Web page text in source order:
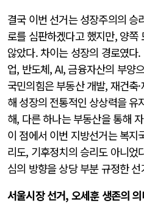
결국 이번 선거는 성장주의의 승
로를 심판하겠다고 했지만, 양쪽
않았다. 차이는 성장의 경로였다
업, 반도체, AI, 금융자산의 부양
국민의힘은 부동산 개발, 재건축
해 성장의 전통적인 상상력을 유
해, 다른 하나는 부동산을 통해
이 점에서 이번 지방선거는 복지
리도, 기후정치의 승리도 아니었
심의 방향을 상당 부분 규정한 선
서울시장 선거, 오세훈 생존의 의